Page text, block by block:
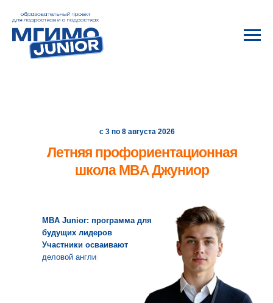
Летняя профориентационная
школа MBA Джуниор
MBA Junior: программа для
будущих лидеров
Участники осваивают
д|
с 3 по 8 августа 2026